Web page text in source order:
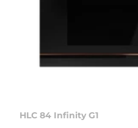
HLC 84 Infinity G1